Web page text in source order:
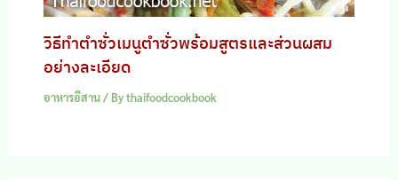
วิธีทำตำซั่วเมนูตำซั่วพร้อมสูตรและส่วนผสม
อย่างละเอียด
อาหารอีสาน/ Bythaifoodcookbook